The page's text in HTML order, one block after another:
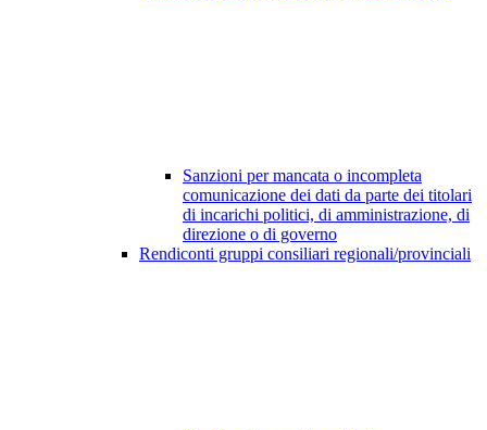
Sanzioni per mancata o incompleta
comunicazione dei dati da parte dei titolari
di incarichi politici, di amministrazione, di
direzione o di governo
Rendiconti gruppi consiliari regionali/provinciali